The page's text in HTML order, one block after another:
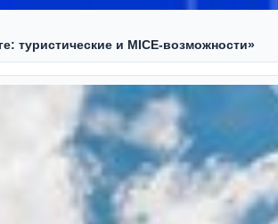
туристические и MICE-возможности»